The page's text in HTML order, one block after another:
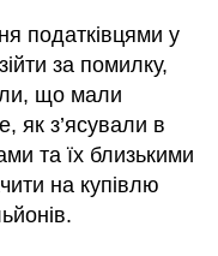
податківцями у
за помилку,
що мали
як з’ясували в
та їх близькими
на купівлю